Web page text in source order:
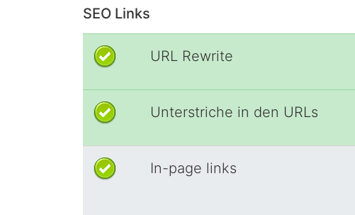
SEO Links
URL Rewrite
Unterstriche in den URLs
In-page links